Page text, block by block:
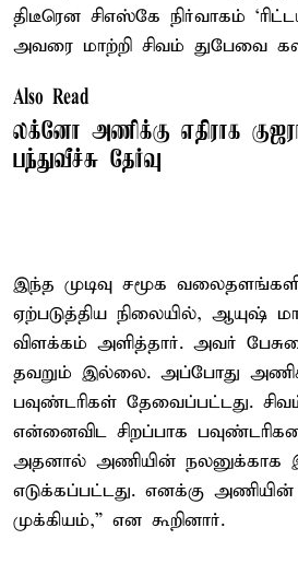
திடீரென சிஎஸ்கே நிர்வாகம்
அவரை மாற்றி சிவம் துபேவை
Also Read
லக்னோ அணிக்கு எதிராக
பந்துவீச்சு தேர்வு
இந்த முடிவு சமூக
ஏற்படுத்திய நிலையில், ஆயுஷ்
விளக்கம் அளித்தார். அவர்
தவறும் இல்லை. அப்போது
பவுண்டரிகள் தேவைப்பட்டது.
என்னைவிட சிறப்பாக
அதனால் அணியின் நலனுக்காக
எடுக்கப்பட்டது. எனக்கு
முக்கியம்,” என கூறினார்.